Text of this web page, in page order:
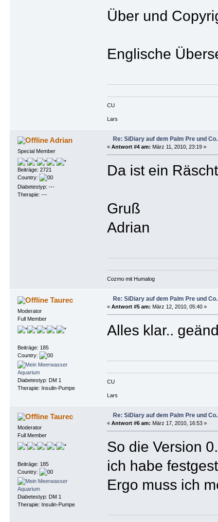
Über und
Englische
CU
Lars
Adrian
Special Member
Beiträge: 2721
Country:
Diabetestyp: ---
Therapie: ---
Re: SiDiary auf dem Palm Pre und Co.
« Antwort #4 am: März 11, 2010, 23:19 »
Da ist ein
Gruß
Adrian
Cozmo mit Humalog
Taurec
Moderator
Full Member
Beiträge: 185
Country:
Diabetestyp: DM 1
Therapie: Insulin-Pumpe
Re: SiDiary auf dem Palm Pre und Co.
« Antwort #5 am: März 12, 2010, 05:40 »
Alles klar..
CU
Lars
Taurec
Moderator
Full Member
Beiträge: 185
Country:
Diabetestyp: DM 1
Therapie: Insulin-Pumpe
Re: SiDiary auf dem Palm Pre und Co.
« Antwort #6 am: März 17, 2010, 16:53 »
So die Version
ich habe
Ergo muss ich